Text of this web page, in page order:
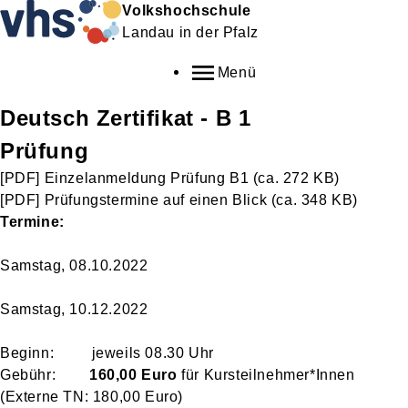
Volkshochschule
Landau in der Pfalz
Menü
Deutsch Zertifikat - B 1
Prüfung
[PDF] Einzelanmeldung Prüfung B1 (ca. 272 KB)
[PDF] Prüfungstermine auf einen Blick (ca. 348 KB)
Termine:
Samstag, 08.10.2022
Samstag, 10.12.2022
Beginn: jeweils 08.30 Uhr
Gebühr: 160,00 Eurofür Kursteilnehmer*Innen
(Externe TN: 180,00 Euro)